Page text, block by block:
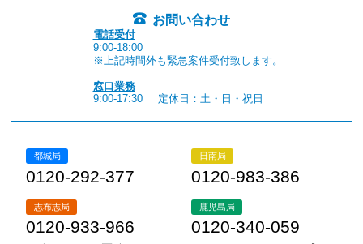
お問い合わせ
電話受付
9:00-18:00
※上記時間外も緊急案件受付致します。
窓口業務
9:00-17:30
定休日：土・日・祝日
都城局
0120-292-377
日南局
0120-983-386
志布志局
0120-933-966
鹿児島局
0120-340-059